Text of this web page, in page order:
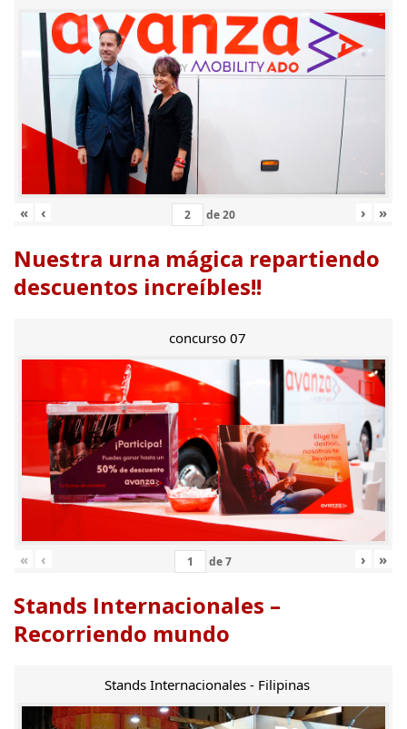
« ‹ de20 › »
Nuestra urna mágica repartiendo
descuentos increíbles!!
concurso 07
« ‹ de7 › »
Stands Internacionales –
Recorriendo mundo
Stands Internacionales - Filipinas